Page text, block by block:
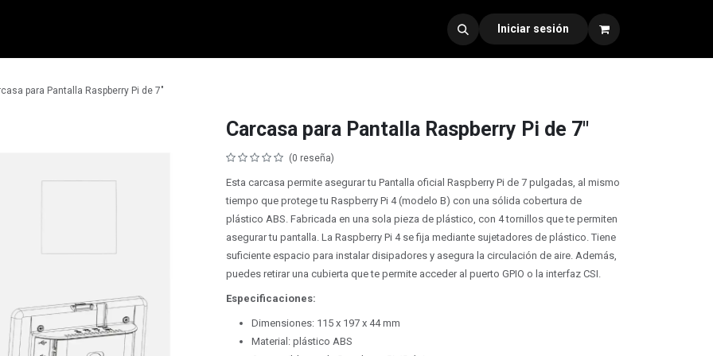
Iniciar sesión
para Pantalla Raspberry Pi de 7"
Carcasa para Pantalla Raspberry Pi de 7"
(0 reseña)
Esta carcasa permite asegurar tu Pantalla oficial Raspberry Pi de 7 pulgadas, al mismo
tiempo que protege tu Raspberry Pi 4 (modelo B) con una sólida cobertura de
plástico ABS. Fabricada en una sola pieza de plástico, con 4 tornillos que te permiten
asegurar tu pantalla. La Raspberry Pi 4 se fija mediante sujetadores de plástico. Tiene
suficiente espacio para instalar disipadores y asegura la circulación de aire. Además,
puedes retirar una cubierta que te permite acceder al puerto GPIO o la interfaz CSI.
Especificaciones:
Dimensiones: 115 x 197 x 44 mm
Material: plástico ABS